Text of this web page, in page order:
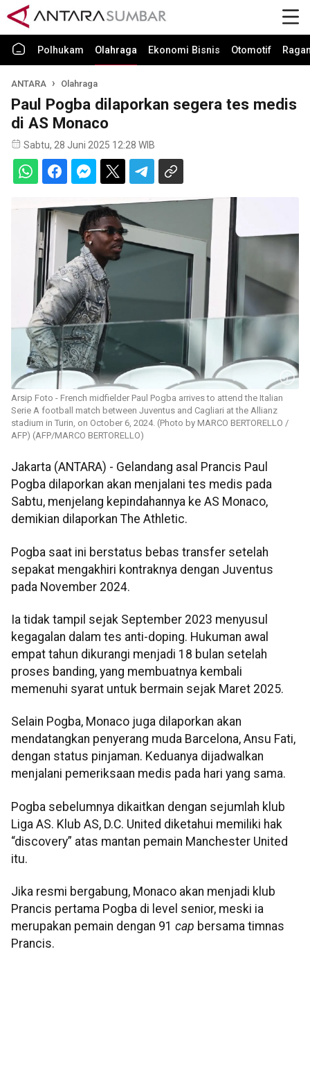
Polhukam Olahraga Ekonomi Bisnis Otomotif
ANTARA Olahraga
Paul Pogba dilaporkan segera tes medis
di AS Monaco
Sabtu, 28 Juni 2025 12:28 WIB
Arsip Foto - French midfielder Paul Pogba arrives to attend the Italian
Serie A football match between Juventus and Cagliari at the Allianz
stadium in Turin, on October 6, 2024. (Photo by MARCO BERTORELLO /
AFP) (AFP/MARCO BERTORELLO)
Jakarta (ANTARA) - Gelandang asal Prancis Paul
Pogba dilaporkan akan menjalani tes medis pada
Sabtu, menjelang kepindahannya ke AS Monaco,
demikian dilaporkan The Athletic.
Pogba saat ini berstatus bebas transfer setelah
sepakat mengakhiri kontraknya dengan Juventus
pada November 2024.
Ia tidak tampil sejak September 2023 menyusul
kegagalan dalam tes anti-doping. Hukuman awal
empat tahun dikurangi menjadi 18 bulan setelah
proses banding, yang membuatnya kembali
memenuhi syarat untuk bermain sejak Maret 2025.
Selain Pogba, Monaco juga dilaporkan akan
mendatangkan penyerang muda Barcelona, Ansu Fati,
dengan status pinjaman. Keduanya dijadwalkan
menjalani pemeriksaan medis pada hari yang sama.
Pogba sebelumnya dikaitkan dengan sejumlah klub
Liga AS. Klub AS, D.C. United diketahui memiliki hak
“discovery” atas mantan pemain Manchester United
itu.
Jika resmi bergabung, Monaco akan menjadi klub
Prancis pertama Pogba di level senior, meski ia
merupakan pemain dengan 91 cap bersama timnas
Prancis.